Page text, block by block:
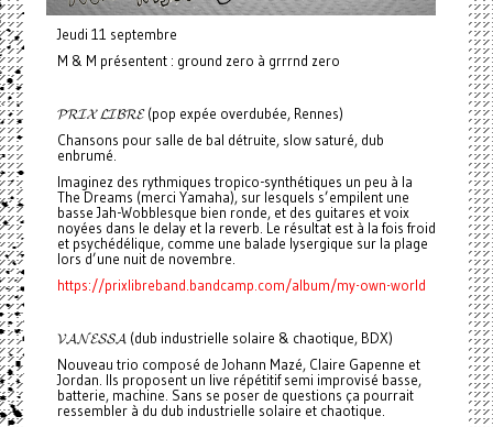
Jeudi 11 septembre
M & M présentent : ground zero à grrrnd zero
𝓟𝓡𝓘𝓧 𝓛𝓘𝓑𝓡𝓔 (pop expée overdubée, Rennes)
Chansons pour salle de bal détruite, slow saturé, dub
enbrumé.
Imaginez des rythmiques tropico-synthétiques un peu à la
The Dreams (merci Yamaha), sur lesquels s’empilent une
basse Jah-Wobblesque bien ronde, et des guitares et voix
noyées dans le delay et la reverb. Le résultat est à la fois froid
et psychédélique, comme une balade lysergique sur la plage
lors d’une nuit de novembre.
https://prixlibreband.bandcamp.com/album/my-own-world
𝓥𝓐𝓝𝓔𝓢𝓢𝓐 (dub industrielle solaire & chaotique, BDX)
Nouveau trio composé de Johann Mazé, Claire Gapenne et
Jordan. Ils proposent un live répétitif semi improvisé basse,
batterie, machine. Sans se poser de questions ça pourrait
ressembler à du dub industrielle solaire et chaotique.